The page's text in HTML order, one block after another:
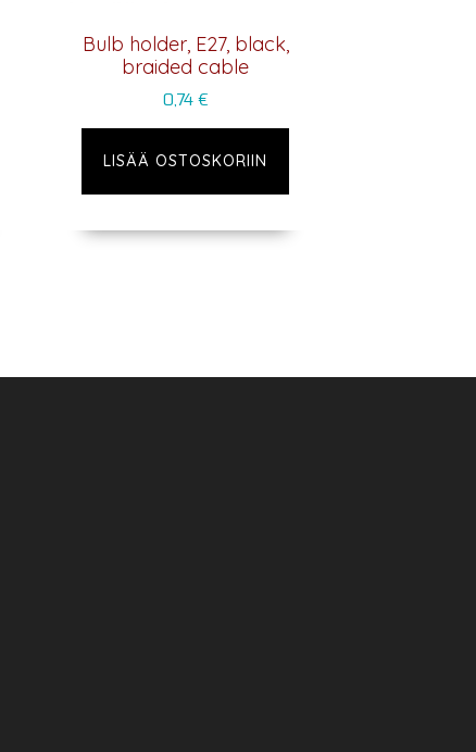
Bulb holder, E27, black,
braided cable
0,74 €
LISÄÄ OSTOSKORIIN